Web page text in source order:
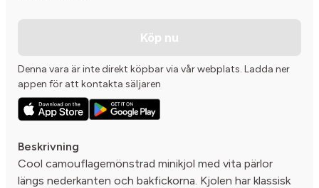
Köp nu
Denna vara är inte direkt köpbar via vår webplats. Ladda ner
appen för att kontakta säljaren
Beskrivning
Cool camouflagemönstrad minikjol med vita pärlor
längs nederkanten och bakfickorna. Kjolen har klassisk